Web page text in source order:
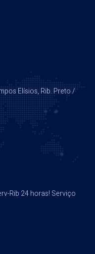
Elísios, Rib. Preto /
Rib 24 horas! Serviço